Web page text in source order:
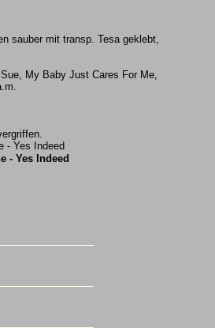
sauber mit transp. Tesa geklebt,
My Baby Just Cares For Me,
- Yes Indeed